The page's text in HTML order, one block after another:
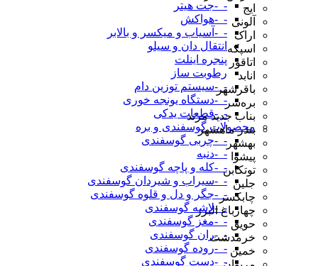
-_-جت هیتر
-_-هواکش
-_-آسیاب و میکسر و بالابر
انتقال دان و سیلو
پنجره اینلت
رطوبت ساز
-_-سیستم توزین دام
-_-دستگاه یونجه خوری
-_-قطعات یدکی
محصولات گوسفندی و بره
-_-چربی گوسفندی
-_-دنبه
-_-کله و پاچه گوسفندی
-_-سیراب و شیردان گوسفندی
-_-جگر و دل و قلوه گوسفندی
-_-لاشه گوسفندی
-_-مغز گوسفندی
-_-ران گوسفندی
-_-روده گوسفندی
-_-دست گوسفندی
ایج
آلونی
اراک
اسپکه
اتاقور
انابد
باقرشهر
بره‌سر
بناب جدید مرند
بندر ماهشهر
بهشهر
پیشوا
توتکابن
جلین
چابکسر
چهارباغ البرز
حویق
خرمدشت
خمین